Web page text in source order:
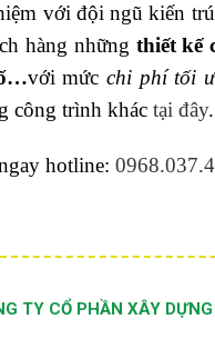
với đội ngũ kiến
hàng những thiết kế
với mứcchi phí tối
công trình khác tại đây.
hotline:
TY CỔ PHẦN XÂY